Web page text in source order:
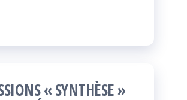
« SYNTHÈSE »